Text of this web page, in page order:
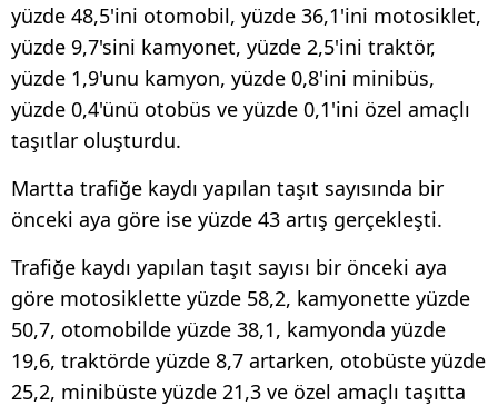
yüzde 48,5'ini otomobil, yüzde 36,1'ini motosiklet,
yüzde 9,7'sini kamyonet, yüzde 2,5'ini traktör,
yüzde 1,9'unu kamyon, yüzde 0,8'ini minibüs,
yüzde 0,4'ünü otobüs ve yüzde 0,1'ini özel amaçlı
taşıtlar oluşturdu.
Martta trafiğe kaydı yapılan taşıt sayısında bir
önceki aya göre ise yüzde 43 artış gerçekleşti.
Trafiğe kaydı yapılan taşıt sayısı bir önceki aya
göre motosiklette yüzde 58,2, kamyonette yüzde
50,7, otomobilde yüzde 38,1, kamyonda yüzde
19,6, traktörde yüzde 8,7 artarken, otobüste yüzde
25,2, minibüste yüzde 21,3 ve özel amaçlı taşıtta